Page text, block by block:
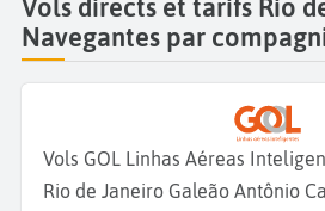
Vols directs et tarifs Rio
Navegantes par
Vols GOL Linhas Aéreas
Rio de Janeiro Galeão Antônio